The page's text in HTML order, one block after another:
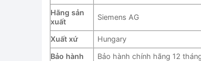
Hãng sản
xuất
Siemens AG
Xuất xứ
Hungary
Bảo hành
Bảo hành chính hãng 12